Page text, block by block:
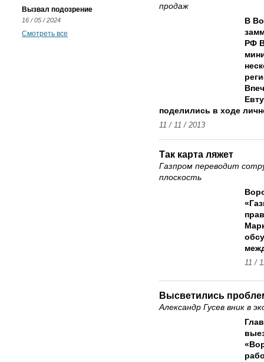
продаж
В
РФ
поделились в ходе
11 / 11 / 2013
Так карта ляжет
Газпром переводит
плоскость
11 /
Высветились
Александр Гусев вник в
Вызвал подозрение
16 / 05 / 2024
Смотреть все